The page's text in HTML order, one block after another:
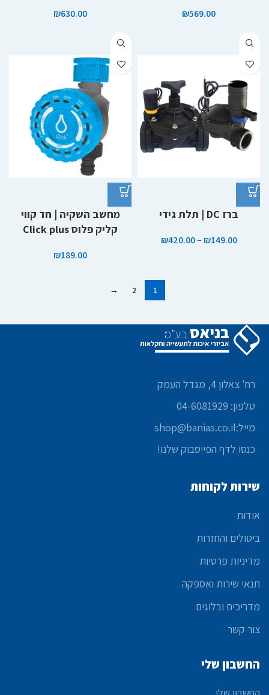
₪569.00
₪630.00
ברז DC | תלת גידי
₪149.00
–
₪420.00
מחשב השקיה | חד קווי
קליק פלוס Click plus
₪189.00
1
2
→
רח' צאלון 4, מגדל העמק
טלפון: 04-6081929
מייל:shop@banias.co.il
כנסו לדף הפייסבוק שלנו!
שירות לקוחות
אודות
ביטולים והחזרות
מדיניות פרטיות
תנאי שירות ואספקה
מדריכים ובלוגים
צור קשר
החשבון שלי